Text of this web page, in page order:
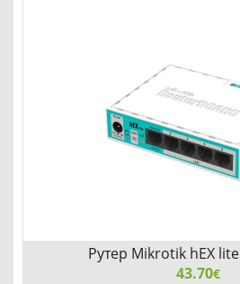
Рутер Mikrotik hEX
43.70€